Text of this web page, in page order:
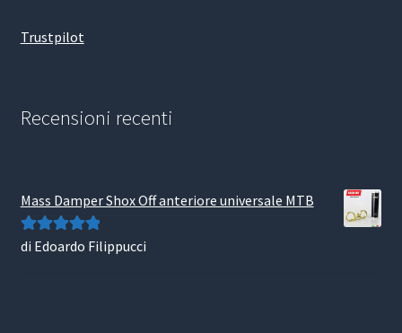
Trustpilot
Recensioni recenti
Mass Damper Shox Off anteriore universale MTB
Valutato5su
di Edoardo Filippucci